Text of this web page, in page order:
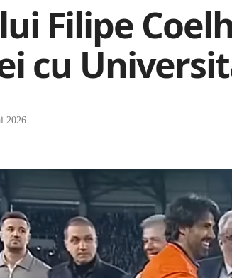
Filipe
cu
2026